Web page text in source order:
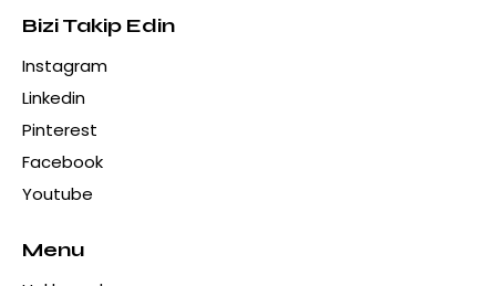
Bizi Takip Edin
Instagram
Linkedin
Pinterest
Facebook
Youtube
Menu